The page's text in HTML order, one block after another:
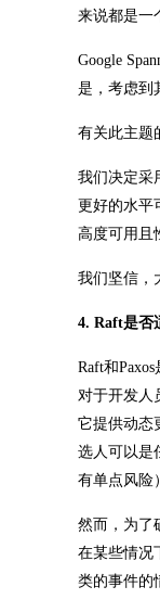
来说都是一
Google
是，考虑到
有关此主题
我们决定采
更好的水平
高度可用且
我们坚信，
4. Raft是否
Raft和
对于开发人
它提供动态
选人可以是
有单点风险）
然而，为了
在某些情况
类的事件的